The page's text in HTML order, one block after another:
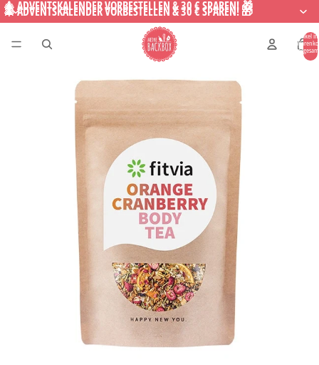
🎄 ADVENTSKALENDER VORBESTELLEN & 30 € SPAREN! 🎁
🎄 ADVENTSKALENDER VORBESTELLEN & 30 € SPAREN! 🎁
Artikel im